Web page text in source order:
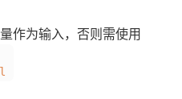
作为输入，否则需使用